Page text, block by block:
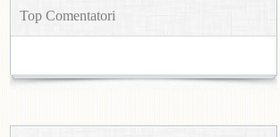
Top Comentatori